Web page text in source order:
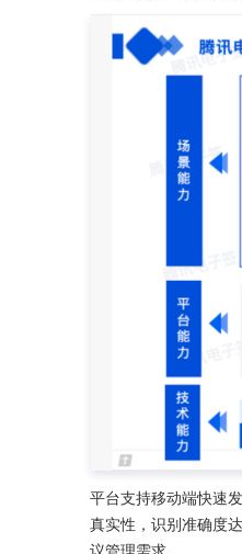
平台支持移动端快速
真实性，识别准确度
议管理需求。